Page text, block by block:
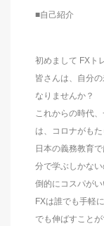
■自己紹介
初めまして FXト
皆さんは、自分
なりませんか？
これからの時代
は、コロナがも
日本の義務教育
分で学ぶしかな
倒的にコスパがい
FXは誰でも手軽
でも伸ばすこと